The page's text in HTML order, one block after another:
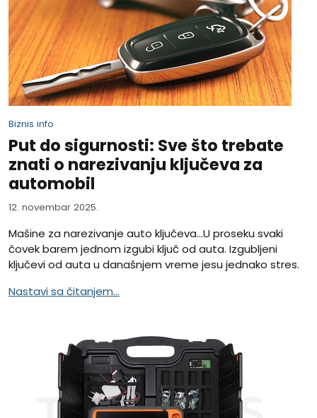
Biznis info
Put do sigurnosti: Sve što trebate
znati o narezivanju ključeva za
automobil
12. novembar 2025.
Mašine za narezivanje auto ključeva...U proseku svaki
čovek barem jednom izgubi ključ od auta. Izgubljeni
ključevi od auta u današnjem vreme jesu jednako stres.
Nastavi sa čitanjem...